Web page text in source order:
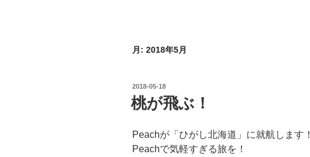
月: 2018年5月
投
稿
日:
2018-05-18
桃が飛ぶ！
Peachが「ひがし北海道」に就航します！
Peachで気軽すぎる旅を！